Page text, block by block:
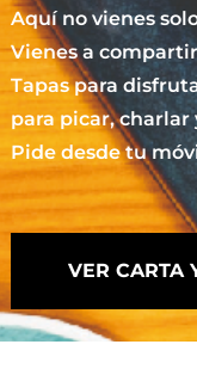
Aquí no vienes
Vienes a
Tapas para
para picar, charlar
Pide desde tu
VER CARTA